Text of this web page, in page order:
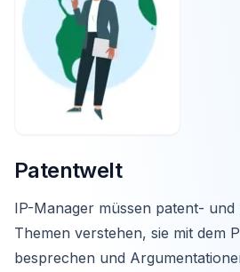
Patentwelt
IP-Manager müssen patent- und
Themen verstehen, sie mit dem
besprechen und